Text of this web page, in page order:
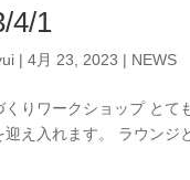
4/1
|4月 23, 2023 | NEWS
くりワークショップ とて
迎え入れます。 ラウンジ